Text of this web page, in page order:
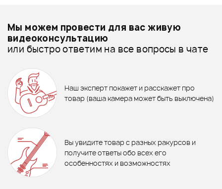
1 170 ₽
Держатель для аудиокабеля
FORCE CPS-200
В корзину
3 390 ₽
ГИТАРНЫЙ КАБЕЛЬ PLANET
WAVES PW-AGRA-20
В корзину
3 390 ₽
ГИТАРНЫЙ КАБЕЛЬ PLANET
Отзывы
0.0
Шнуры JACK-JACK - дешевле
Шнуры JACK-JACK - дороже
Шнуры JACK-JACK - новинки
Мы можем провести для вас живую
видеоконсультацию
или быстро ответим на все вопросы в чате
Наш эксперт покажет и расскажет про
товар (ваша камера может быть выключена)
Вы увидите товар с разных ракурсов и
получите ответы обо всех его
особенностях и возможностях